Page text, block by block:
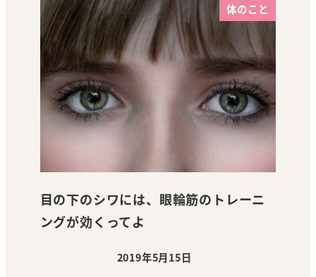
体のこと
目の下のシワには、眼輪筋のトレーニ
ングが効くってよ
投稿日
2019年5月15日